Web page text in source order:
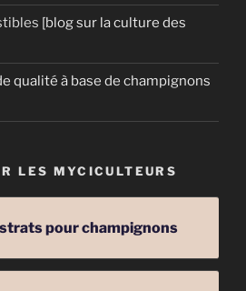
[blog sur la culture des
qualité à base de champignons
LES MYCICULTEURS
pour champignons